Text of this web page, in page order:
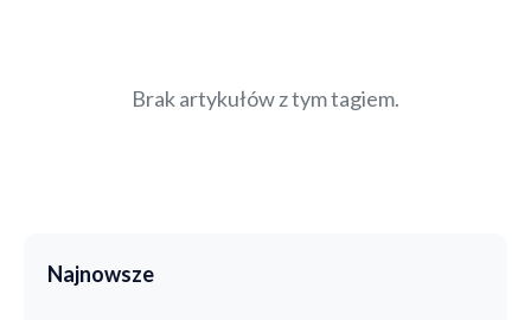
Brak artykułów z tym tagiem.
Najnowsze